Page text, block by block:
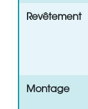
Revêtement
Montage